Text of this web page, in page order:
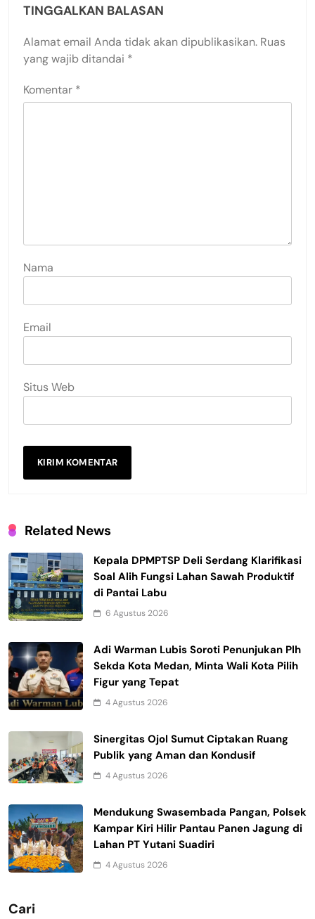
TINGGALKAN BALASAN
Alamat email Anda tidak akan dipublikasikan. Ruas
yang wajib ditandai *
Komentar *
Nama
Email
Situs Web
Related News
Kepala DPMPTSP Deli Serdang Klarifikasi
Soal Alih Fungsi Lahan Sawah Produktif
di Pantai Labu
6 Agustus 2026
Adi Warman Lubis Soroti Penunjukan Plh
Sekda Kota Medan, Minta Wali Kota Pilih
Figur yang Tepat
4 Agustus 2026
Sinergitas Ojol Sumut Ciptakan Ruang
Publik yang Aman dan Kondusif
4 Agustus 2026
Mendukung Swasembada Pangan, Polsek
Kampar Kiri Hilir Pantau Panen Jagung di
Lahan PT Yutani Suadiri
4 Agustus 2026
Cari